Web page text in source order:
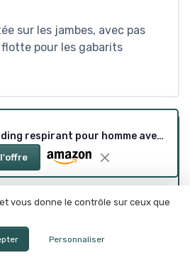
sur les jambes, avec pas
pour les gabarits
FW09, c’est un
qui fait le boulot
Pantalon de wading respirant pour homme avec poches imperméables et légères FW09 Noir Medium, Stocking Foot 8-9
vous donne le contrôle sur ceux que
Personnaliser